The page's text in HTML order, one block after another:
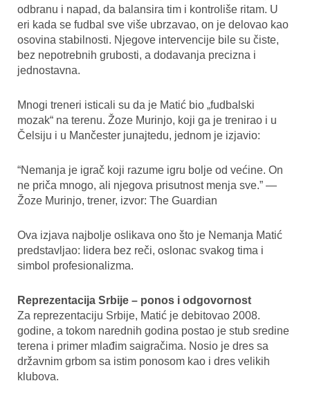
odbranu i napad, da balansira tim i kontroliše ritam. U
eri kada se fudbal sve više ubrzavao, on je delovao kao
osovina stabilnosti. Njegove intervencije bile su čiste,
bez nepotrebnih grubosti, a dodavanja precizna i
jednostavna.
Mnogi treneri isticali su da je Matić bio „fudbalski
mozak“ na terenu. Žoze Murinjo, koji ga je trenirao i u
Čelsiju i u Mančester junajtedu, jednom je izjavio:
“Nemanja je igrač koji razume igru bolje od većine. On
ne priča mnogo, ali njegova prisutnost menja sve.” —
Žoze Murinjo, trener, izvor: The Guardian
Ova izjava najbolje oslikava ono što je Nemanja Matić
predstavljao: lidera bez reči, oslonac svakog tima i
simbol profesionalizma.
Reprezentacija Srbije – ponos i odgovornost
Za reprezentaciju Srbije, Matić je debitovao 2008.
godine, a tokom narednih godina postao je stub sredine
terena i primer mlađim saigračima. Nosio je dres sa
državnim grbom sa istim ponosom kao i dres velikih
klubova.